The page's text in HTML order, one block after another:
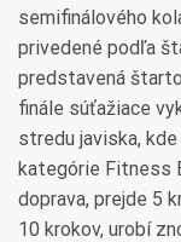
semifinálového
privedené podľa
predstavená
finále súťažiace
stredu javiska,
kategórie Fitness
doprava, prejde 5
10 krokov, urobí